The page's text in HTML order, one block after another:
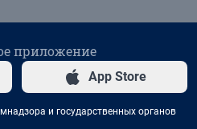
приложение
App Store
и государственных органов